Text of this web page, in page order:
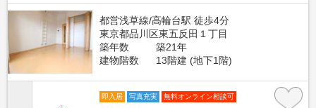
都営浅草線/高輪台駅 徒歩4分
東京都品川区東五反田１丁目
築年数
築21年
建物階数
13階建 (地下1階)
即入居 写真充実 無料オンライン相談可